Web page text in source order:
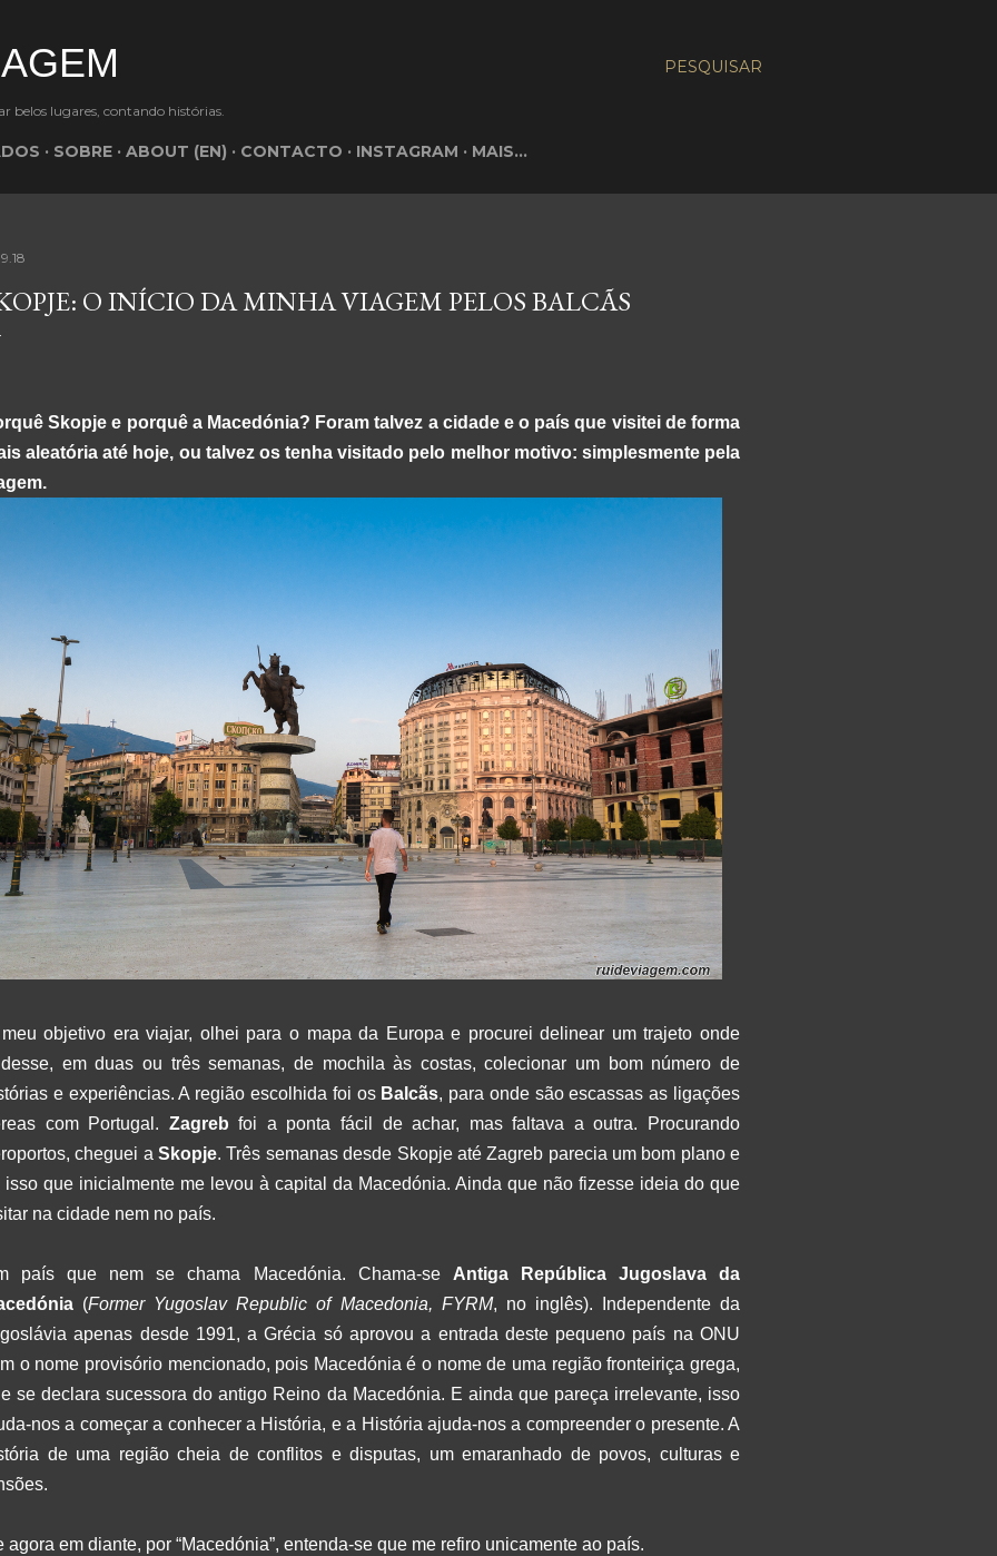
PESQUISAR
belos lugares, contando histórias.
SOBRE ABOUT (EN) CONTACTO INSTAGRAM MAIS…
O INÍCIO DA MINHA VIAGEM PELOS BALCÃS
Skopje e porquê a Macedónia? Foram talvez a cidade e o país que visitei de forma
aleatória até hoje, ou talvez os tenha visitado pelo melhor motivo: simplesmente pela
objetivo era viajar, olhei para o mapa da Europa e procurei delinear um trajeto onde
em duas ou três semanas, de mochila às costas, colecionar um bom número de
e experiências. A região escolhida foi os Balcãs, para onde são escassas as ligações
com Portugal. Zagrebfoi a ponta fácil de achar, mas faltava a outra. Procurando
cheguei aSkopje. Três semanas desde Skopje até Zagreb parecia um bom plano e
isso que inicialmente me levou à capital da Macedónia. Ainda que não fizesse ideia do que
na cidade nem no país.
país que nem se chama Macedónia. Chama-se Antiga República Jugoslava da
(Former Yugoslav Republic of Macedonia, FYRM, no inglês). Independente da
apenas desde 1991, a Grécia só aprovou a entrada deste pequeno país na ONU
o nome provisório mencionado, pois Macedónia é o nome de uma região fronteiriça grega,
se declara sucessora do antigo Reino da Macedónia. E ainda que pareça irrelevante, isso
nos a começar a conhecer a História, e a História ajuda-nos a compreender o presente. A
de uma região cheia de conflitos e disputas, um emaranhado de povos, culturas e
agora em diante, por “Macedónia”, entenda-se que me refiro unicamente ao país.